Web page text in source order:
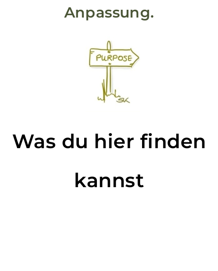
Anpassung.
Was du hier finden
kannst